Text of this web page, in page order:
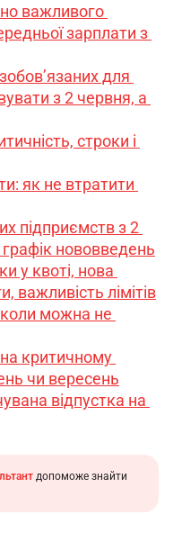
важливого
зарплати з
для
з 2 червня, а
строки і
як не втратити
підприємств з 2
нововведень
у квоті, нова
важливість лімітів
коли можна не
критичному
чи вересень
відпустка на
допоможе знайти